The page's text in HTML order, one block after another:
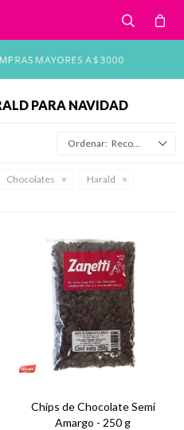
PARA NAVIDAD
Recomendados
Chocolates
Harald
Chips de Chocolate Semi
Amargo - 250 g